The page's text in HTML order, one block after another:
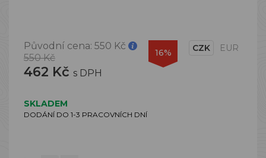
Původní cena: 550 Kč
550 Kč
462 Kč s DPH
16% CZK EUR
SKLADEM
DODÁNÍ DO 1-3 PRACOVNÍCH DNÍ